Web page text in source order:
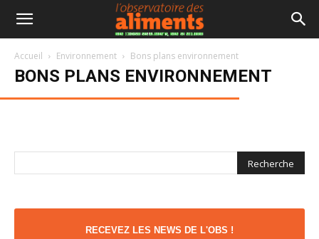
Accueil Environnement Bons plans environnement
BONS PLANS ENVIRONNEMENT
Vaste enquête sur le bio en
Europe
RECEVEZ LES NEWS DE L'OBS !